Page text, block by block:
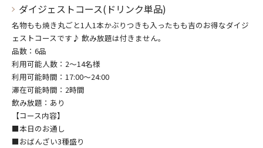
ダイジェストコース(ドリンク単品)
名物もも焼き丸ごと1人1本かぶりつきも入ったもも吉のお得なダイジ
ェストコースです♪ 飲み放題は付きません。
品数：6品
利用可能人数：2～14名様
利用可能時間：17:00～24:00
滞在可能時間：2時間
飲み放題：あり
【コース内容】
■本日のお通し
■おばんざい3種盛り